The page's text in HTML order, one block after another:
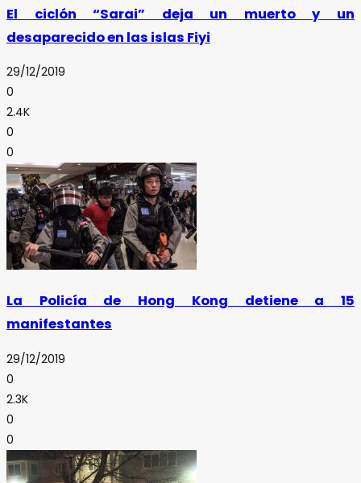
El ciclón “Sarai” deja un muerto y un
desaparecido en las islas Fiyi
29/12/2019
0
2.4K
0
0
La Policía de Hong Kong detiene a 15
manifestantes
29/12/2019
0
2.3K
0
0